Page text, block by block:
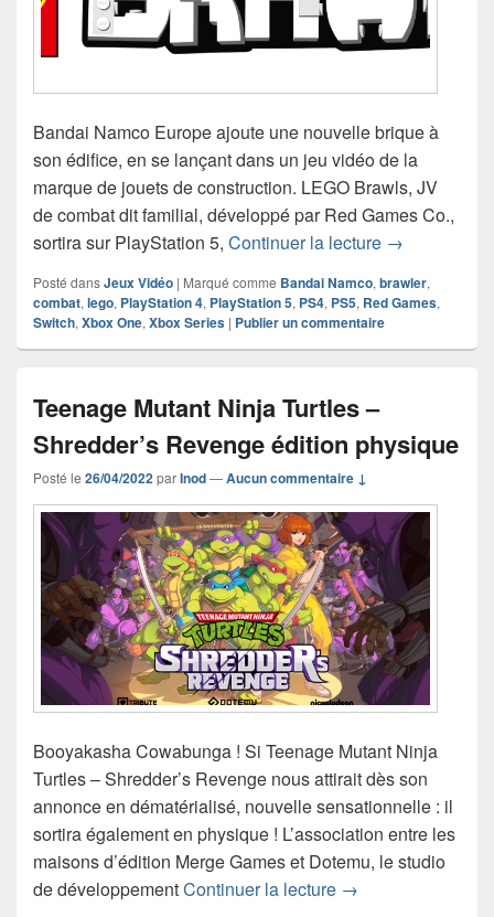
Bandai Namco Europe ajoute une nouvelle brique à
son édifice, en se lançant dans un jeu vidéo de la
marque de jouets de construction. LEGO Brawls, JV
de combat dit familial, développé par Red Games Co.,
sortira sur PlayStation 5, Continuer la lecture Bandai
→
Posté dansJeux Vidéo | Marqué comme Bandai Namco, brawler,
combat, lego, PlayStation 4, PlayStation 5, PS4, PS5, Red Games,
Switch, Xbox One, Xbox Series | Publier un commentaire
Teenage Mutant Ninja Turtles –
Shredder’s Revenge édition physique
Posté le 26/04/2022 parInod—Aucun commentaire ↓
Booyakasha Cowabunga ! Si Teenage Mutant Ninja
Turtles – Shredder’s Revenge nous attirait dès son
annonce en dématérialisé, nouvelle sensationnelle : il
sortira également en physique ! L’association entre les
maisons d’édition Merge Games et Dotemu, le studio
de développementContinuer la lecture Teenage Mutant
→